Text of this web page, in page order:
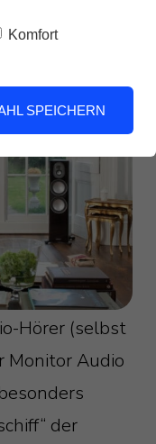
Hörer (selbst
Monitor Audio
der
Komfort
SPEICHERN